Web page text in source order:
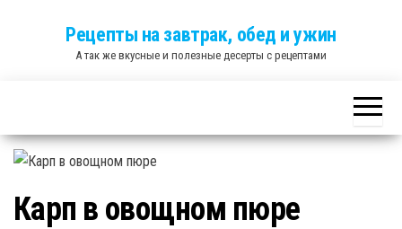
Рецепты на завтрак, обед и ужин
А так же вкусные и полезные десерты с рецептами
Карп в овощном пюре